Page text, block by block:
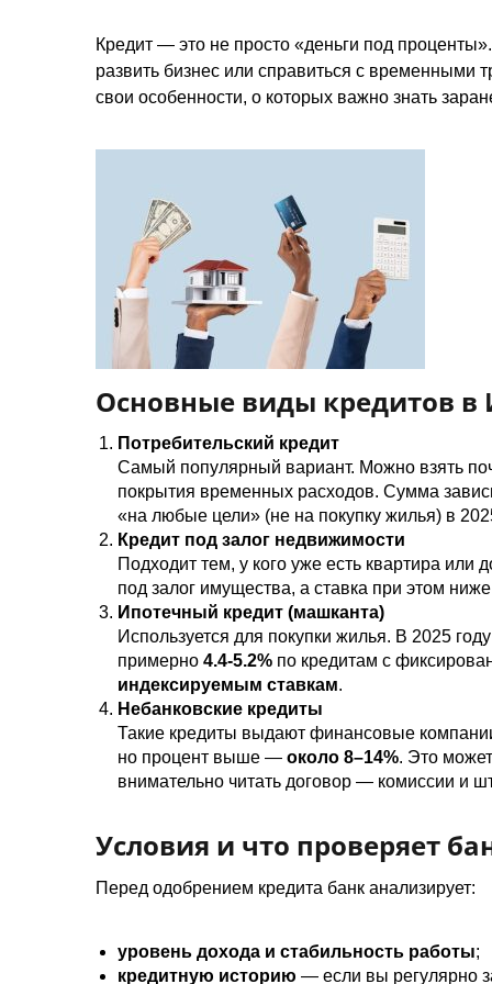
Кредит — это не просто «деньги под
развить бизнес или справиться с временными
свои особенности, о которых важно знать
Основные виды кредитов в
Потребительский кредит
Самый популярный вариант. Можно взять
покрытия временных расходов. Сумма
«на любые цели» (не на покупку жилья) в
Кредит под залог недвижимости
Подходит тем, у кого уже есть квартира
под залог имущества, а ставка при этом
Ипотечный кредит (машканта)
Используется для покупки жилья. В 2025
примерно 4.4-5.2% по кредитам с
индексируемым ставкам.
Небанковские кредиты
Такие кредиты выдают финансовые
но процент выше — около 8–14%. Это
внимательно читать договор — комиссии и
Условия и что проверяет
Перед одобрением кредита банк анализирует:
уровень дохода и стабильность работы;
кредитную историю — если вы регулярно